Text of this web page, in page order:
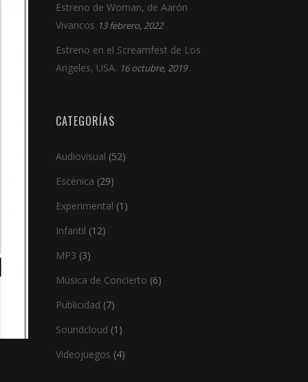
Estreno de Woman, de Aarón
Vivancos 13 febrero, 2022
Estreno en el Screamfest de Los
Angeles, USA. 16 octubre, 2019
CATEGORÍAS
Audiovisual (52)
Escénica (29)
Experimental (1)
Infantil (12)
MP3 (3)
Música de Concierto (6)
Publicidad (7)
Soundcloud (1)
Videojuegos (4)